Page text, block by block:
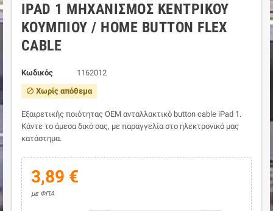
IPAD 1 ΜΗΧΑΝΙΣΜΌΣ ΚΕΝΤΡΙΚΟΎ
ΚΟΥΜΠΙΟΎ / HOME BUTTON FLEX
CABLE
Κωδικός 1162012
block Χωρίς απόθεμα
Εξαιρετικής ποιότητας ΟΕΜ ανταλλακτικό button cable iPad 1.
Κάντε το άμεσα δικό σας, με παραγγελία στο ηλεκτρονικό μας
κατάστημα.
3,89 €
με ΦΠΑ